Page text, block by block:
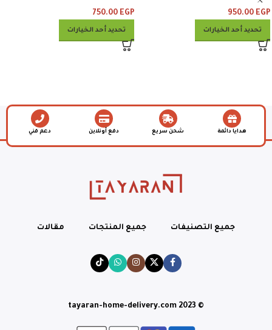
950.00 EGP
تحديد أحد الخيارات
750.00 EGP
تحديد أحد الخيارات
هدايا دائمة شحن سريع دفع أونلاين دعم فني
جميع التصنيفات جميع المنتجات مقالات
© tayaran-home-delivery.com 2023